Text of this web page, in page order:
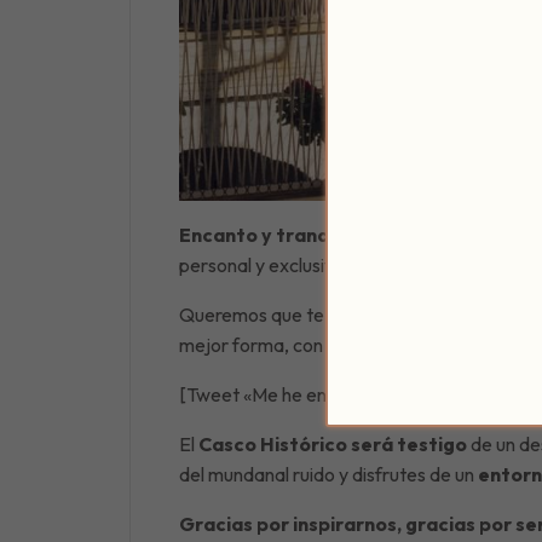
Encanto y tranquilidad
queremos que
personal y exclusivo de los posaderos, la
Queremos que te sientas como en casa, con
mejor forma, con todo tipo de
[Tweet «Me he enterado que Patio del
El Casco Histórico será testigode un
del mundanal ruido y disfrutes de un
Gracias por inspirarnos, gracias por